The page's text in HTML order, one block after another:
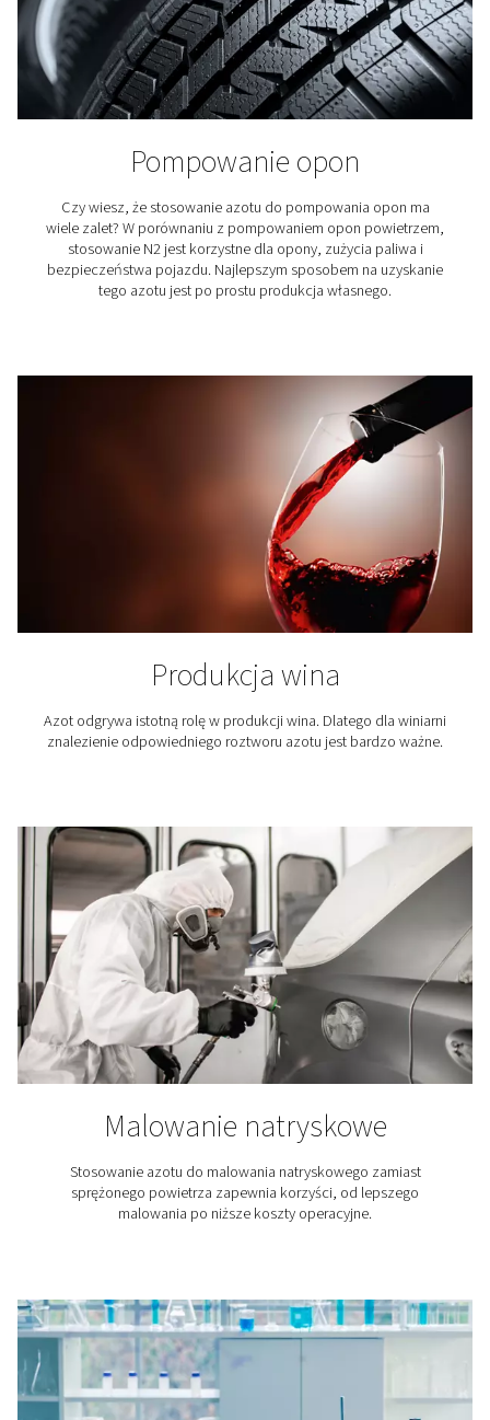
Azot odgrywa kluczową rolę w warzeniu piwa,
pakowaniu i oczyszczaniu zbiorników. Dlatego tak
dostęp do najwyższej jakości azotu dla
Druk 3D
W starannym procesie produkcji przyrostowej
niezbędny, ponieważ utrzymuje komorę produkcyjną
stanie obojętnym.
Produkcja akumulatorów
jonowych
W produkcji akumulatorów litowo-jonowych stosuje